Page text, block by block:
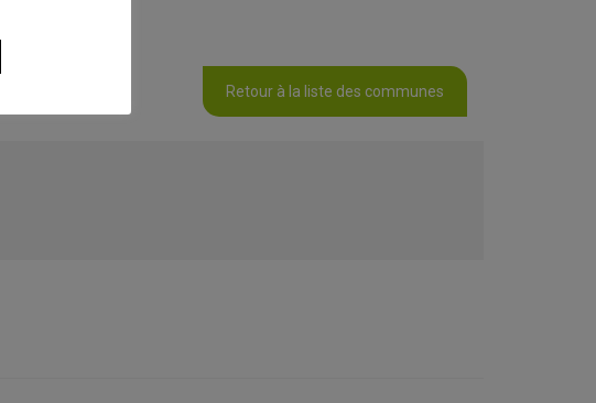
Retour à la liste des communes